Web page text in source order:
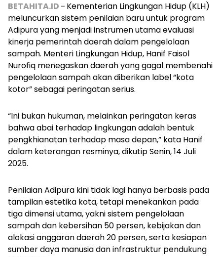
BETAHITA.ID - Kementerian Lingkungan Hidup (KLH)
meluncurkan sistem penilaian baru untuk program
Adipura yang menjadi instrumen utama evaluasi
kinerja pemerintah daerah dalam pengelolaan
sampah. Menteri Lingkungan Hidup, Hanif Faisol
Nurofiq menegaskan daerah yang gagal membenahi
pengelolaan sampah akan diberikan label “kota
kotor” sebagai peringatan serius.
“Ini bukan hukuman, melainkan peringatan keras
bahwa abai terhadap lingkungan adalah bentuk
pengkhianatan terhadap masa depan,” kata Hanif
dalam keterangan resminya, dikutip Senin, 14 Juli
2025.
Penilaian Adipura kini tidak lagi hanya berbasis pada
tampilan estetika kota, tetapi menekankan pada
tiga dimensi utama, yakni sistem pengelolaan
sampah dan kebersihan 50 persen, kebijakan dan
alokasi anggaran daerah 20 persen, serta kesiapan
sumber daya manusia dan infrastruktur pendukung